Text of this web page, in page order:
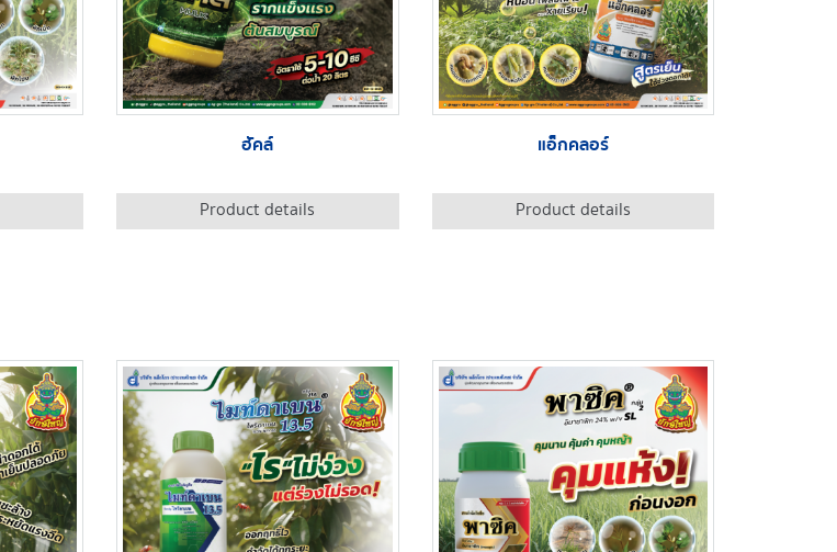
ฮัคล์
Product details
แอ็กคลอร์
Product details